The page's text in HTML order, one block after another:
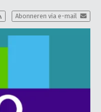
Abonneren via e-mail